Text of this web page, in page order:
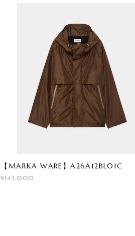
【MARKA WARE】A26A12BL01C
¥143,000